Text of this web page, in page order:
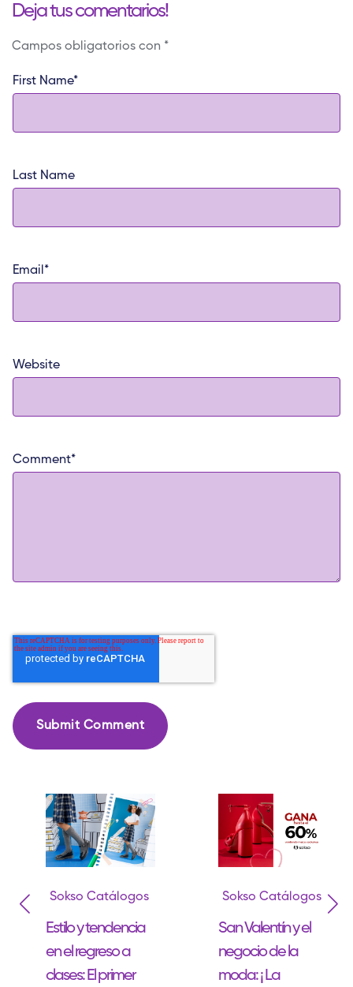
Deja tus comentarios!
Campos obligatorios con *
First Name*
Last Name
Email *
Website
Comment*
Sokso Catálogos
Estilo y tendencia
en el regreso a
clases: El primer
Sokso Catálogos
San Valentín y el
negocio de la
moda: ¡ La